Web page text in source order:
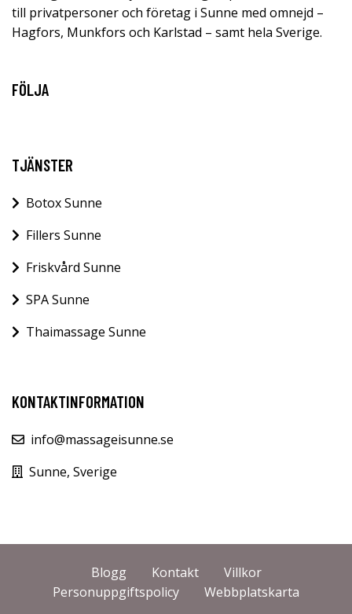
till privatpersoner och företag i Sunne med omnejd –
Hagfors, Munkfors och Karlstad – samt hela Sverige.
FÖLJA
TJÄNSTER
Botox Sunne
Fillers Sunne
Friskvård Sunne
SPA Sunne
Thaimassage Sunne
KONTAKTINFORMATION
info@massageisunne.se
Sunne, Sverige
Blogg Kontakt
Villkor
Personuppgiftspolicy
Webbplatskarta